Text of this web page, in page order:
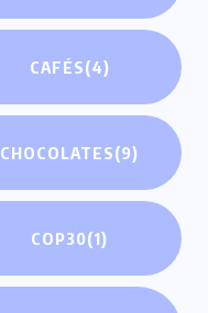
CAFÉS(4)
CHOCOLATES(9)
COP30(1)